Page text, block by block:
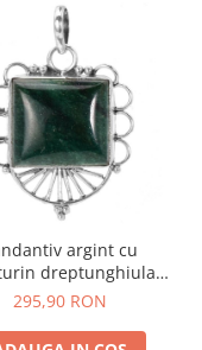
argint cu
dreptunghiular
Oaza Verde
295,90 RON